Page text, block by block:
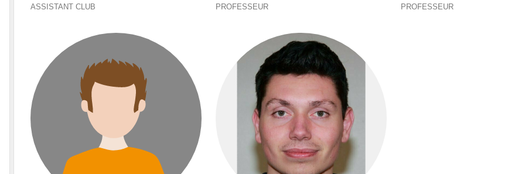
ASSISTANT CLUB PROFESSEUR PROFESSEUR